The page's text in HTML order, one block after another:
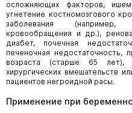
осложняющих факторов,
угнетение костномозгового
заболевания (например,
кровообращения и др.),
диабет, почечная
печеночная недостаточность,
возраста (старше 65 лет),
хирургических вмешательств
пациентов негроидной расы.
Применение при